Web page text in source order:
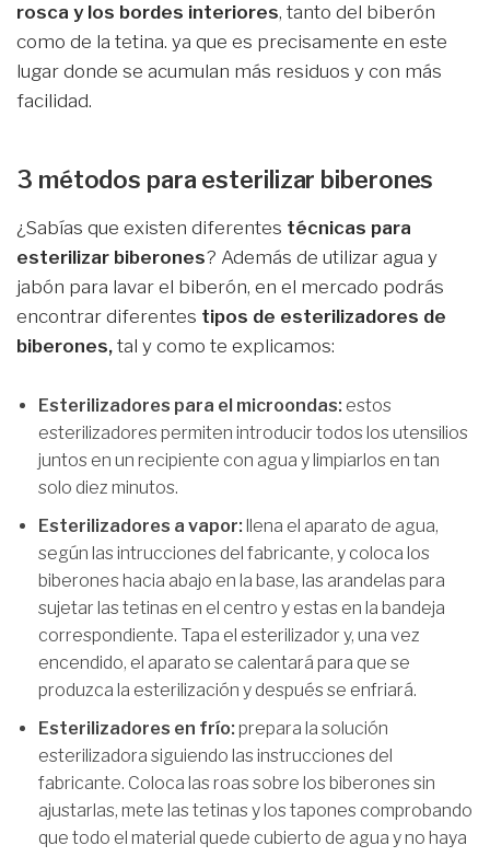
rosca y los bordes interiores, tanto del biberón
como de la tetina. ya que es precisamente en este
lugar donde se acumulan más residuos y con más
facilidad.
3 métodos para esterilizar biberones
¿Sabías que existen diferentes técnicas para
esterilizar biberones? Además de utilizar agua y
jabón para lavar el biberón, en el mercado podrás
encontrar diferentes tipos de esterilizadores de
biberones, tal y como te explicamos:
Esterilizadores para el microondas: estos
esterilizadores permiten introducir todos los utensilios
juntos en un recipiente con agua y limpiarlos en tan
solo diez minutos.
Esterilizadores a vapor: llena el aparato de agua,
según las intrucciones del fabricante, y coloca los
biberones hacia abajo en la base, las arandelas para
sujetar las tetinas en el centro y estas en la bandeja
correspondiente. Tapa el esterilizador y, una vez
encendido, el aparato se calentará para que se
produzca la esterilización y después se enfriará.
Esterilizadores en frío: prepara la solución
esterilizadora siguiendo las instrucciones del
fabricante. Coloca las roas sobre los biberones sin
ajustarlas, mete las tetinas y los tapones comprobando
que todo el material quede cubierto de agua y no haya